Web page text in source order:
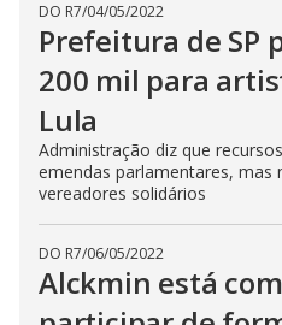
DO R7/04/05/2022
Prefeitura de SP
200 mil para
Lula
Administração diz que
emendas parlamentares, mas
vereadores solidários
DO R7/06/05/2022
Alckmin está